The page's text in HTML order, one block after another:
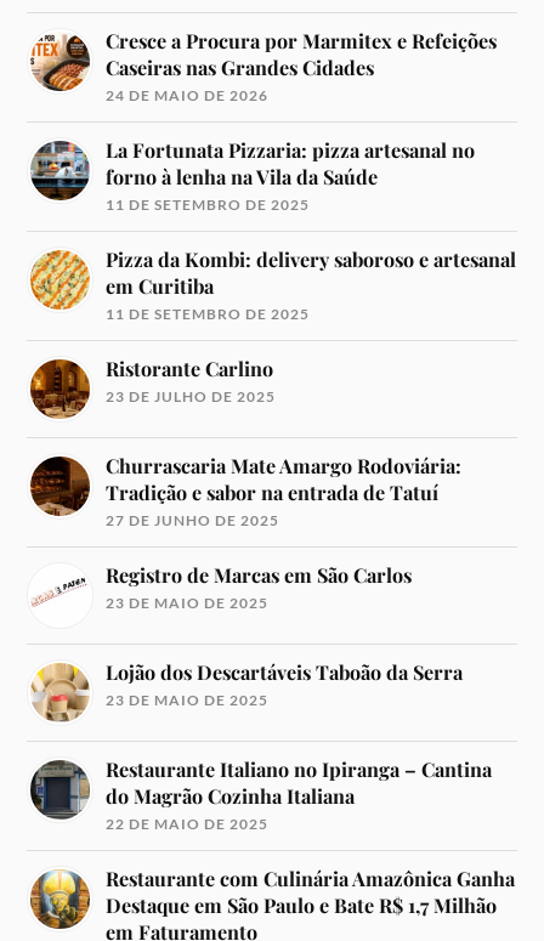
Cresce a Procura por Marmitex e Refeições
Caseiras nas Grandes Cidades
24 DE MAIO DE 2026
La Fortunata Pizzaria: pizza artesanal no
forno à lenha na Vila da Saúde
11 DE SETEMBRO DE 2025
Pizza da Kombi: delivery saboroso e artesanal
em Curitiba
11 DE SETEMBRO DE 2025
Ristorante Carlino
23 DE JULHO DE 2025
Churrascaria Mate Amargo Rodoviária:
Tradição e sabor na entrada de Tatuí
27 DE JUNHO DE 2025
Registro de Marcas em São Carlos
23 DE MAIO DE 2025
Lojão dos Descartáveis Taboão da Serra
23 DE MAIO DE 2025
Restaurante Italiano no Ipiranga – Cantina
do Magrão Cozinha Italiana
22 DE MAIO DE 2025
Restaurante com Culinária Amazônica Ganha
Destaque em São Paulo e Bate R$ 1,7 Milhão
em Faturamento